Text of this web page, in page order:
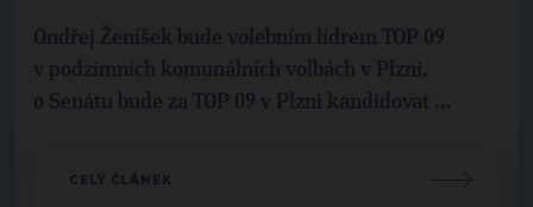
Ondřej Ženíšek bude volebním lídrem TOP 09
v podzimních komunálních volbách v Plzni.
o Senátu bude za TOP 09 v Plzni kandidovat ...
CELÝ ČLÁNEK